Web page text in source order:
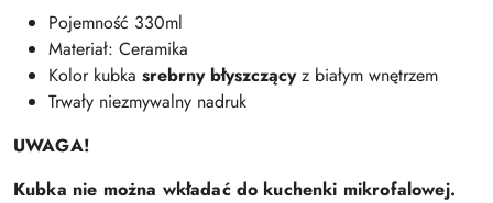
Pojemność 330ml
Materiał: Ceramika
Kolor kubka srebrny błyszczącyz białym wnętrzem
Trwały niezmywalny nadruk
UWAGA!
Kubka nie można wkładać do kuchenki mikrofalowej.